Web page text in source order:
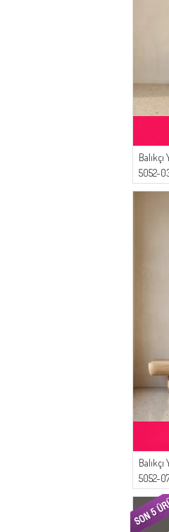
5052-
5052-